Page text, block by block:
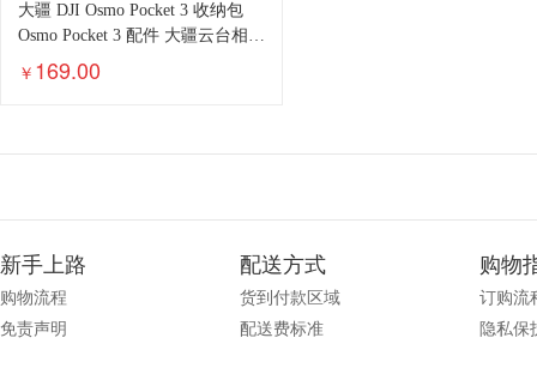
大疆 DJI Osmo Pocket 3 收纳包
Osmo Pocket 3 配件 大疆云台相机
配件
￥ 169.00
新手上路
购物流程
免责声明
配送方式
货到付款区域
配送费标准
购物
订购流
隐私保